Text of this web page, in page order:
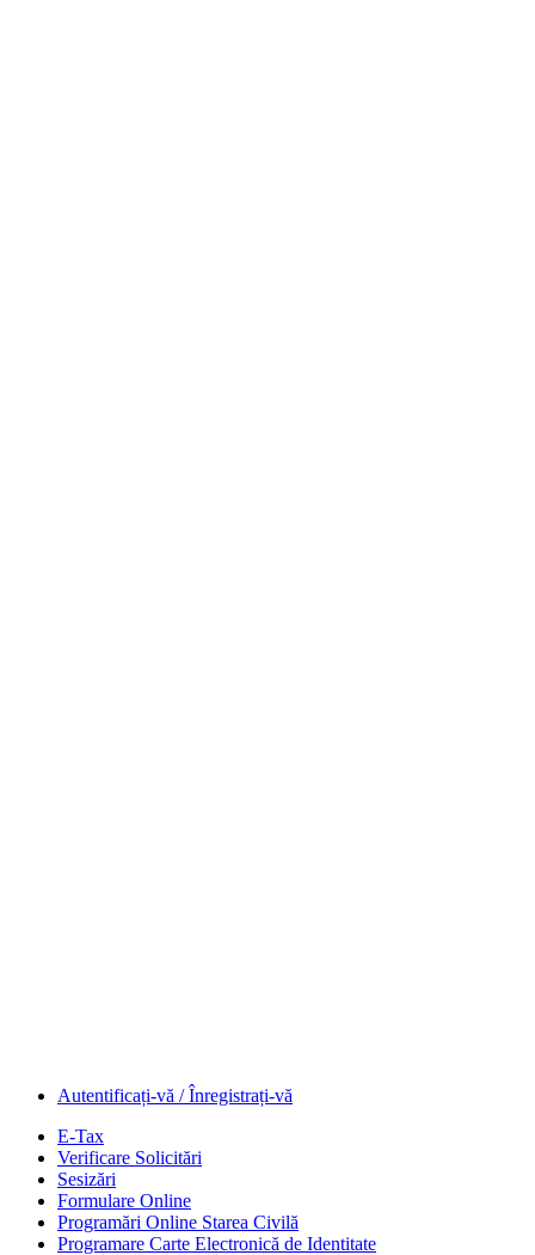
Autentificați-vă / Înregistrați-vă
E-Tax
Verificare Solicitări
Sesizări
Formulare Online
Programări Online Starea Civilă
Programare Carte Electronică de Identitate